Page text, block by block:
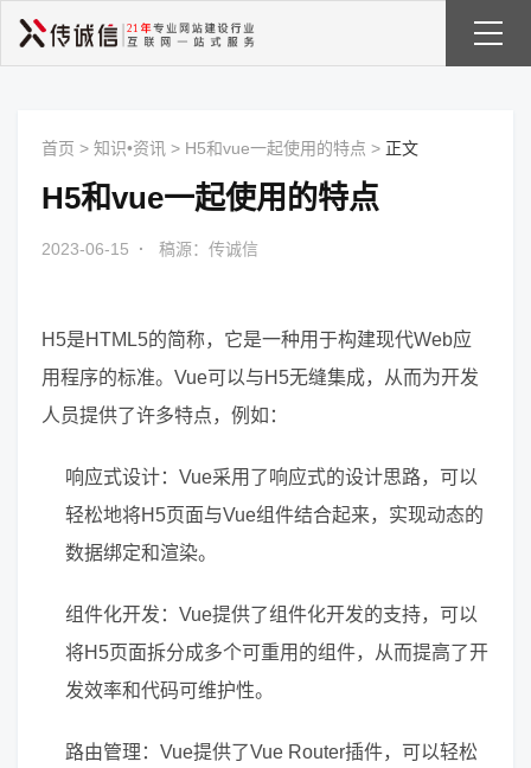
首页 > 知识•资讯 > H5和vue一起使用的特点 > 正文
H5和vue一起使用的特点
2023-06-15 · 稿源：传诚信
H5是HTML5的简称，它是一种用于构建现代Web应
用程序的标准。Vue可以与H5无缝集成，从而为开发
人员提供了许多特点，例如：
响应式设计：Vue采用了响应式的设计思路，可以
轻松地将H5页面与Vue组件结合起来，实现动态的
数据绑定和渲染。
组件化开发：Vue提供了组件化开发的支持，可以
将H5页面拆分成多个可重用的组件，从而提高了开
发效率和代码可维护性。
路由管理：Vue提供了Vue Router插件，可以轻松